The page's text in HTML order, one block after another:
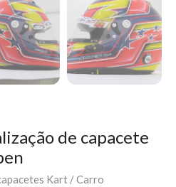
de capacete
Kart / Carro